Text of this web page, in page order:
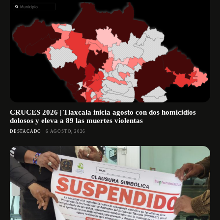
CRUCES 2026 | Tlaxcala inicia agosto con dos homicidios
dolosos y eleva a 89 las muertes violentas
DESTACADO 6 AGOSTO, 2026